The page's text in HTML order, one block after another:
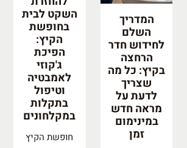
המדריך
השלם
לחידוש חדר
הרחצה
בקיץ: כל מה
שצריך
לדעת על
מראה חדש
במינימום
זמן
השקט לבית
בחופשת
הקיץ:
הפיכת
ג'קוזי
לאמבטיה
וטיפול
בתקלות
במקלחונים
חופשת הקיץ